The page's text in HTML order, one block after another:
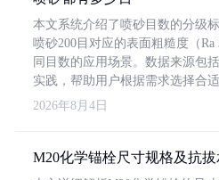
本文系统介绍了喷砂目数的分级
喷砂200目对应的表面粗糙度（
同目数的应用场景。数据来源包
实践，帮助用户根据需求选择合适
2026年8月4日
M20化学锚栓尺寸规格及抗